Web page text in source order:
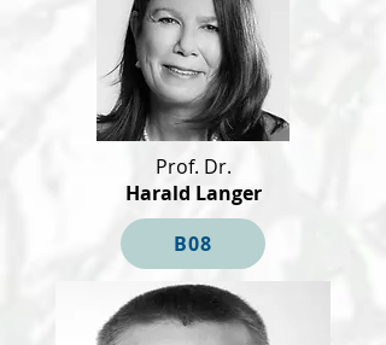
Prof. Dr.
Harald Langer
B08